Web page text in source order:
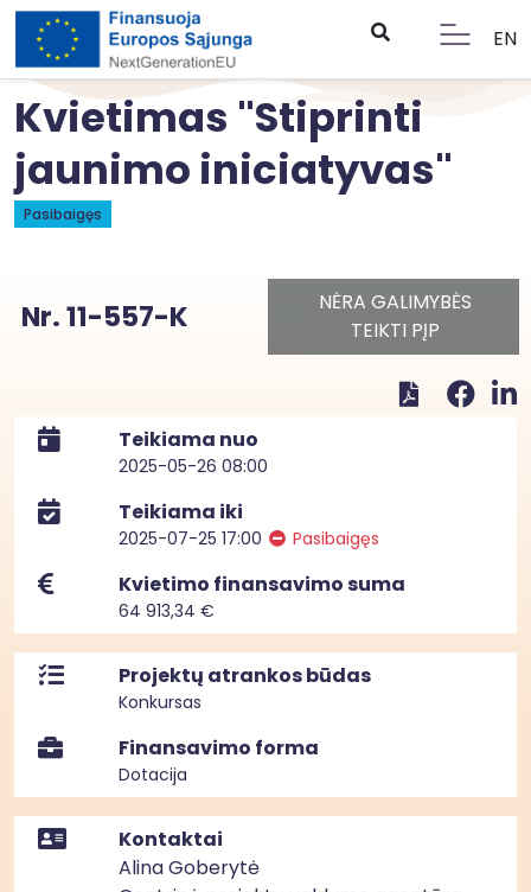
EN
Kvietimas "Stiprinti
jaunimo iniciatyvas"
Pasibaigęs
Nr. 11-557-K
NĖRA GALIMYBĖS
TEIKTI PĮP
Teikiama nuo
2025-05-26 08:00
Teikiama iki
2025-07-25 17:00 Pasibaigęs
Kvietimo finansavimo suma
64 913,34 €
Projektų atrankos būdas
Konkursas
Finansavimo forma
Dotacija
Kontaktai
Alina Goberytė